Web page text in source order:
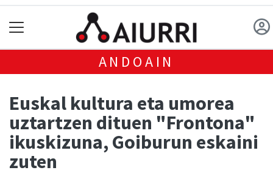
ANDOAIN
Euskal kultura eta umorea
uztartzen dituen "Frontona"
ikuskizuna, Goiburun eskaini
zuten